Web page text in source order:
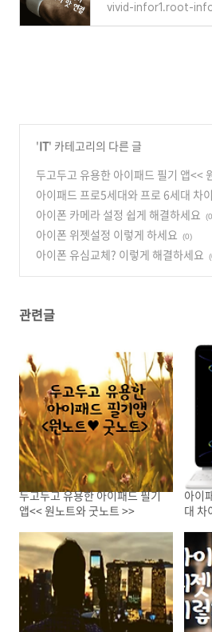
vivid-infor1.root-
'IT' 카테고리의 다른 글
두고두고 유용한 아이패드 필기 앱<<
굿노트 >> (0)
아이패드 프로5세대와 프로 6세대 차이
(0)
아이폰 카메라 설정 쉽게 해결하세요
아이폰 위젯설정 이렇게 하세요 (0)
아이폰 유심교체? 이렇게 해결하세요
관련글
두고두고 유용한 아이패드 필기
앱<< 원노트와 굿노트 >>
아이
대 차